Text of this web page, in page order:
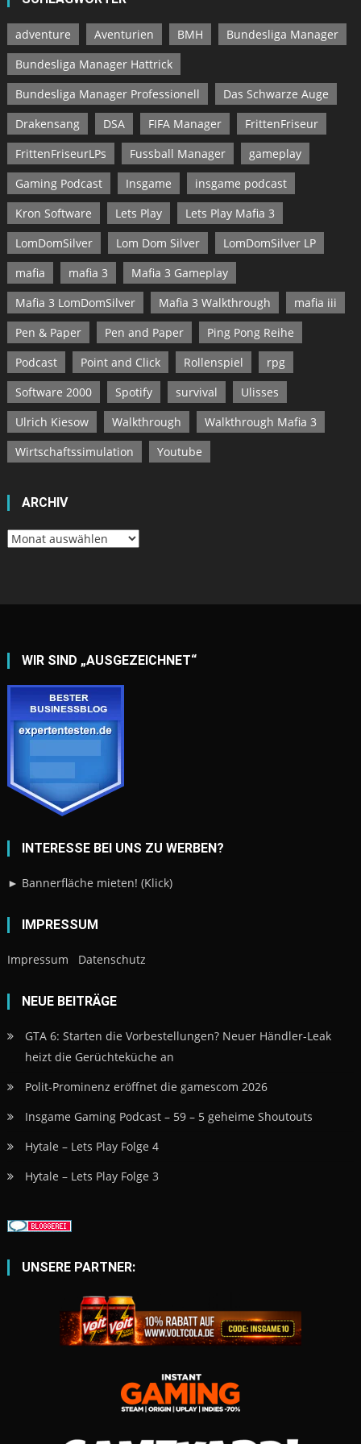
adventure Aventurien BMH
Bundesliga Manager
Bundesliga Manager Hattrick
Bundesliga Manager Professionell
Das Schwarze Auge
Drakensang
DSA FIFA Manager
FrittenFriseur
FrittenFriseurLPs
Fussball Manager
gameplay
Gaming Podcast
Insgame
insgame podcast
Kron Software
Lets Play
Lets Play Mafia 3
LomDomSilver
Lom Dom Silver
LomDomSilver LP
mafia
mafia 3
Mafia 3 Gameplay
Mafia 3 LomDomSilver
Mafia 3 Walkthrough
mafia iii
Pen & Paper
Pen and Paper
Ping Pong Reihe
Podcast
Point and Click Rollenspiel
rpg
Software 2000
Spotify survival
Ulisses
Ulrich Kiesow
Walkthrough
Walkthrough Mafia 3
Wirtschaftssimulation
Youtube
ARCHIV
Archiv
WIR SIND „AUSGEZEICHNET“
INTERESSE BEI UNS ZU WERBEN?
► Bannerfläche mieten! (Klick)
IMPRESSUM
Impressum Datenschutz
NEUE BEITRÄGE
GTA 6: Starten die Vorbestellungen? Neuer Händler-Leak
heizt die Gerüchteküche an
Polit-Prominenz eröffnet die gamescom 2026
Insgame Gaming Podcast – 59 – 5 geheime Shoutouts
Hytale – Lets Play Folge 4
Hytale – Lets Play Folge 3
UNSERE PARTNER: